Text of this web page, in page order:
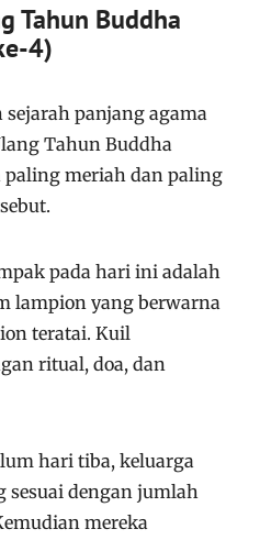
Tahun Buddha
4)
panjang agama
Tahun Buddha
paling meriah dan paling
pada hari ini adalah
lampion yang berwarna
teratai. Kuil
ritual, doa, dan
hari tiba, keluarga
sesuai dengan jumlah
mereka